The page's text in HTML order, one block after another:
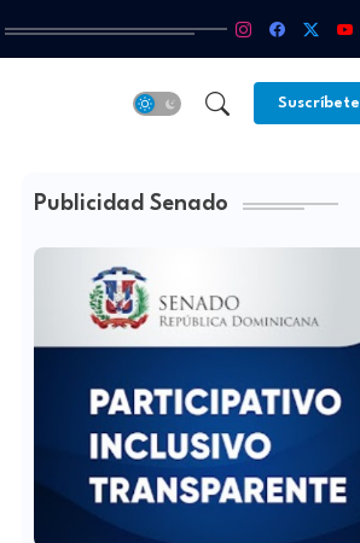
Suscríbete
Publicidad Senado